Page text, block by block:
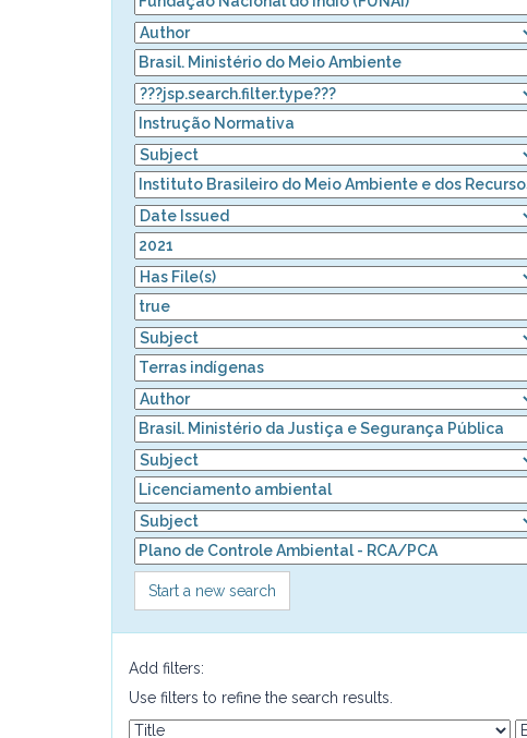
Start a new search
Add filters:
Use filters to refine the search results.